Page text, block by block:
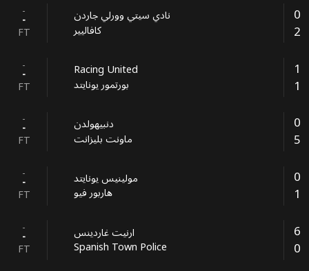
--
FT
نادي سيتي وورلي جاردن
كافاليير
0
2
--
FT
Racing United
بورتمور يونايتد
1
1
--
FT
دنبيهولدن
ماونت بليزانت
0
5
--
FT
مولينيس يونايتد
هاربور فيو
0
1
--
FT
ارنيت غاردينس
Spanish Town Police
6
0